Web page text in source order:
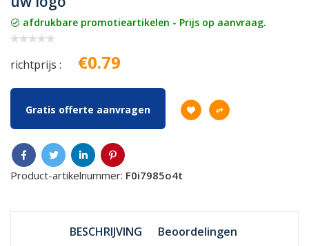
afdrukbare promotieartikelen - Prijs op aanvraag.
richtprijs : €0.79
Gratis offerte aanvragen
Product-artikelnummer: F0i7985o4t
BESCHRIJVING Beoordelingen